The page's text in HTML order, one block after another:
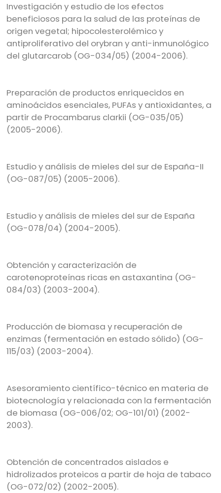
Investigación y estudio de los efectos
beneficiosos para la salud de las proteínas de
origen vegetal; hipocolesterolémico y
antiproliferativo del orybran y anti-inmunológico
del glutarcarob (OG-034/05) (2004-2006).
Preparación de productos enriquecidos en
aminoácidos esenciales, PUFAs y antioxidantes, a
partir de Procambarus clarkii (OG-035/05)
(2005-2006).
Estudio y análisis de mieles del sur de España-II
(OG-087/05) (2005-2006).
Estudio y análisis de mieles del sur de España
(OG-078/04) (2004-2005).
Obtención y caracterización de
carotenoproteínas ricas en astaxantina (OG-
084/03) (2003-2004).
Producción de biomasa y recuperación de
enzimas (fermentación en estado sólido) (OG-
115/03) (2003-2004).
Asesoramiento científico-técnico en materia de
biotecnología y relacionada con la fermentación
de biomasa (OG-006/02; OG-101/01) (2002-
2003).
Obtención de concentrados aislados e
hidrolizados proteicos a partir de hoja de tabaco
(OG-072/02) (2002-2005).